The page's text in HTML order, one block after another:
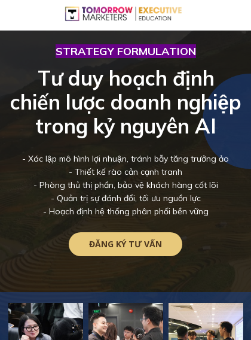
Tư duy hoạch định
chiến lược doanh nghiệp
trong kỷ nguyên AI
- Xác lập mô hình lợi nhuận, tránh bẫy tăng trưởng ảo
- Thiết kế rào cản cạnh tranh
- Phòng thủ thị phần, bảo vệ khách hàng cốt lõi
- Quản trị sự đánh đổi, tối ưu nguồn lực
- Hoạch định hệ thống phân phối bền vững
ĐĂNG KÝ TƯ VẤN
STRATEGY FORMULATION